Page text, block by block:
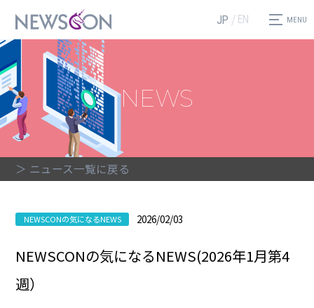
JP EN
NEWS
＞ ニュース一覧に戻る
NEWSCONの気になるNEWS 2026/02/03
NEWSCONの気になるNEWS(2026年1月第4
週）